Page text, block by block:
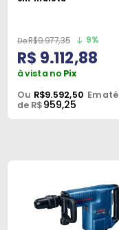
de
Construção
Materiais
Elétricos
Pneumáticos
R$9.977,35 9%
R$ 9.112,88
à vista no Pix
Ou R$9.592,50 Em até
de R$959,25